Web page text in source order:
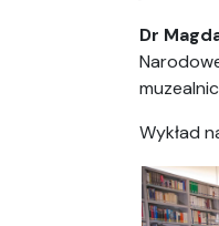
Dr
Wykład